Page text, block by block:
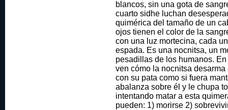
blancos, sin una gota de
cuarto sidhe luchan
quimérica del tamaño de un
ojos tienen el color de la
con una luz mortecina, cada
espada. Es una nocnitsa, un
pesadillas de los humanos.
ven cómo la nocnitsa
con su pata como si fuera
abalanza sobre él y le chupa
intentando matar a esta
pueden: 1) morirse 2)